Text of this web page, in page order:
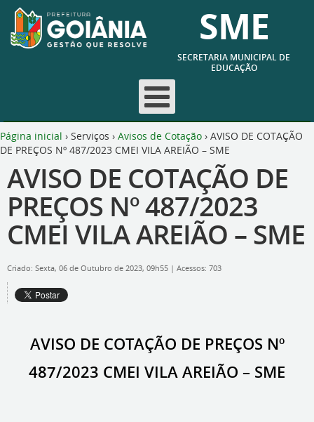
SME
SECRETARIA MUNICIPAL DE
EDUCAÇÃO
Página inicial › Serviços › Avisos de Cotação › AVISO DE COTAÇÃO
DE PREÇOS Nº 487/2023 CMEI VILA AREIÃO – SME
AVISO DE COTAÇÃO DE
PREÇOS Nº 487/2023
CMEI VILA AREIÃO – SME
Criado: Sexta, 06 de Outubro de 2023, 09h55 | Acessos: 703
AVISO DE COTAÇÃO DE PREÇOS Nº
487/2023 CMEI VILA AREIÃO – SME